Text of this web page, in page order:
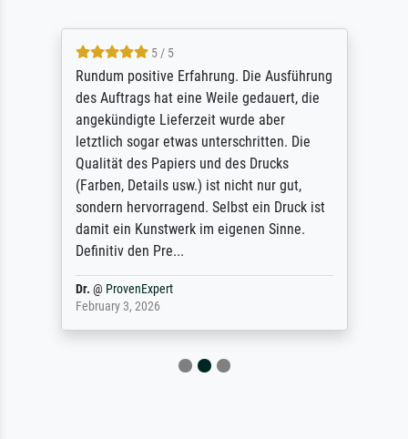
5 / 5
Rundum positive Erfahrung. Die Ausführung
des Auftrags hat eine Weile gedauert, die
angekündigte Lieferzeit wurde aber
letztlich sogar etwas unterschritten. Die
Qualität des Papiers und des Drucks
(Farben, Details usw.) ist nicht nur gut,
sondern hervorragend. Selbst ein Druck ist
damit ein Kunstwerk im eigenen Sinne.
Definitiv den Pre...
Dr. @ ProvenExpert
February 3, 2026